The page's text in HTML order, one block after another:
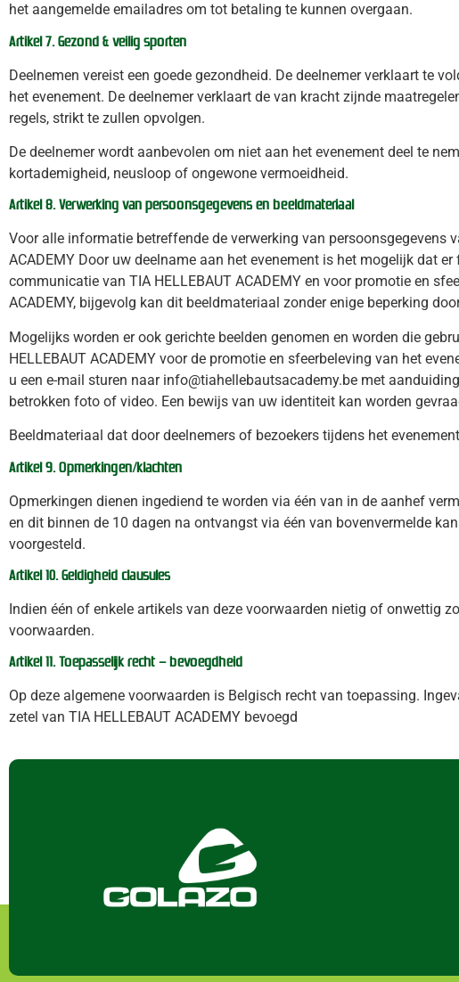
het aangemelde emailadres om tot betaling te kunnen overgaan.
Artikel 7. Gezond & veilig sporten
Deelnemen vereist een goede gezondheid. De deelnemer verklaart te
het evenement. De deelnemer verklaart de van kracht zijnde
regels, strikt te zullen opvolgen.
De deelnemer wordt aanbevolen om niet aan het evenement deel te
kortademigheid, neusloop of ongewone vermoeidheid.
Artikel 8. Verwerking van persoonsgegevens en beeldmateriaal
Voor alle informatie betreffende de verwerking van persoonsgegevens
ACADEMY Door uw deelname aan het evenement is het mogelijk dat
communicatie van TIA HELLEBAUT ACADEMY en voor promotie en
ACADEMY, bijgevolg kan dit beeldmateriaal zonder enige beperking
Mogelijks worden er ook gerichte beelden genomen en worden die
HELLEBAUT ACADEMY voor de promotie en sfeerbeleving van het
u een e-mail sturen naar info@tiahellebautsacademy.be met
betrokken foto of video. Een bewijs van uw identiteit kan worden
Beeldmateriaal dat door deelnemers of bezoekers tijdens het
Artikel 9. Opmerkingen/klachten
Opmerkingen dienen ingediend te worden via één van in de aanhef
en dit binnen de 10 dagen na ontvangst via één van bovenvermelde
voorgesteld.
Artikel 10. Geldigheid clausules
Indien één of enkele artikels van deze voorwaarden nietig of onwettig
voorwaarden.
Artikel 11. Toepasselijk recht – bevoegdheid
Op deze algemene voorwaarden is Belgisch recht van toepassing.
zetel van TIA HELLEBAUT ACADEMY bevoegd